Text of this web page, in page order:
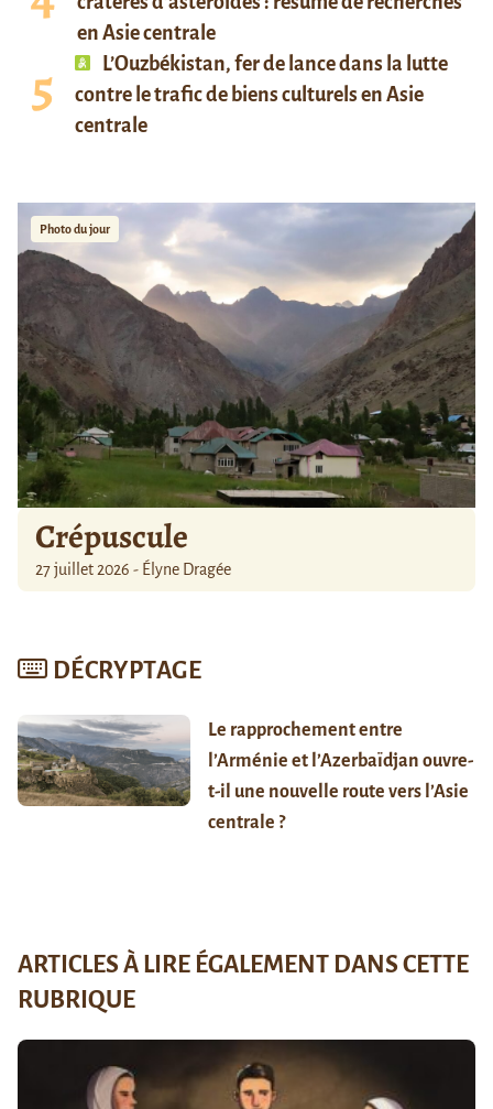
en Asie centrale
L’Ouzbékistan, fer de lance dans la lutte
contre le trafic de biens culturels en Asie
centrale
Photo du jour
Crépuscule
27 juillet 2026 - Élyne Dragée
DÉCRYPTAGE
Le rapprochement entre
l’Arménie et l’Azerbaïdjan ouvre-
t-il une nouvelle route vers l’Asie
centrale ?
ARTICLES À LIRE ÉGALEMENT DANS CETTE
RUBRIQUE